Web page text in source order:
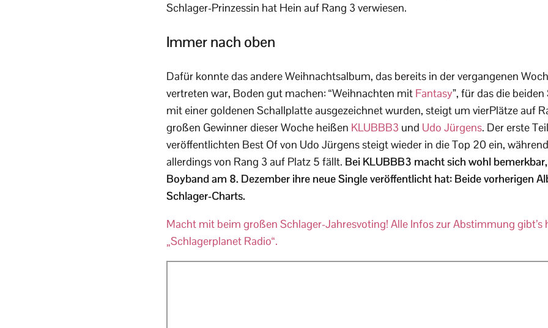
Schlager-Prinzessin hat Hein auf Rang 3 verwiesen.
Immer nach oben
Dafür konnte das andere Weihnachtsalbum, das bereits in der vergangenen
vertreten war, Boden gut machen: “Weihnachten mit Fantasy”, für das die
mit einer goldenen Schallplatte ausgezeichnet wurden, steigt um vierPlätze auf
großen Gewinner dieser Woche heißen KLUBBB3 und Udo Jürgens. Der erste
veröffentlichten Best Of von Udo Jürgens steigt wieder in die Top 20 ein,
allerdings von Rang 3 auf Platz 5 fällt. Bei KLUBBB3 macht sich wohl
Boyband am 8. Dezember ihre neue Single veröffentlicht hat: Beide vorherigen
Schlager-Charts.
Macht mit beim großen Schlager-Jahresvoting! Alle Infos zur Abstimmung gibt’s
„Schlagerplanet Radio“.